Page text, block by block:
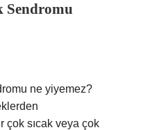
Sendromu
ne yiyemez?
çok sıcak veya çok